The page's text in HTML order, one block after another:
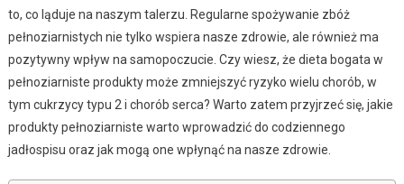
to, co ląduje na naszym talerzu. Regularne spożywanie zbóż
pełnoziarnistych nie tylko wspiera nasze zdrowie, ale również ma
pozytywny wpływ na samopoczucie. Czy wiesz, że dieta bogata w
pełnoziarniste produkty może zmniejszyć ryzyko wielu chorób, w
tym cukrzycy typu 2 i chorób serca? Warto zatem przyjrzeć się, jakie
produkty pełnoziarniste warto wprowadzić do codziennego
jadłospisu oraz jak mogą one wpłynąć na nasze zdrowie.